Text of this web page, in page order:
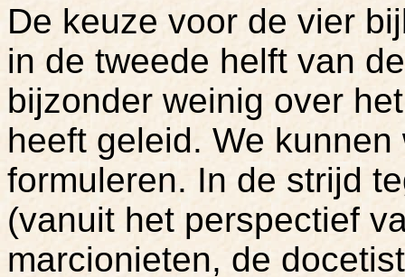
De keuze voor de vier
in de tweede helft van
bijzonder weinig over
heeft geleid. We
formuleren. In de strijd
(vanuit het perspectief
marcionieten, de